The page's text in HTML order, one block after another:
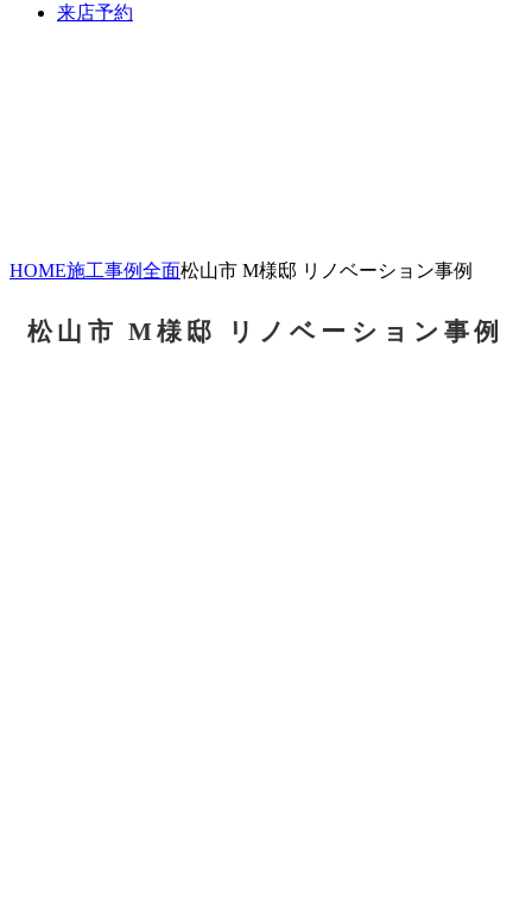
来店予約
HOME施工事例全面松山市 M様邸 リノベーション事例
松山市 M様邸 リノベーション事例